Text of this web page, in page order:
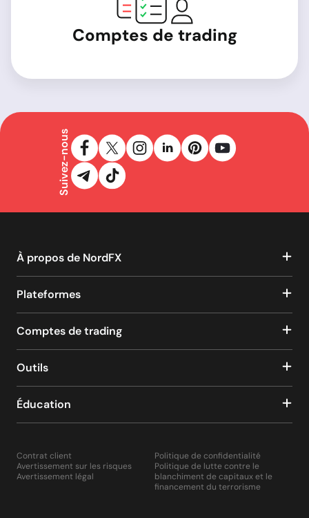
Comptes de trading
Suivez-nous
À propos de NordFX
Plateformes
Comptes de trading
Outils
Éducation
Contrat client
Avertissement sur les risques
Avertissement légal
Politique de confidentialité
Politique de lutte contre le
blanchiment de capitaux et le
financement du terrorisme